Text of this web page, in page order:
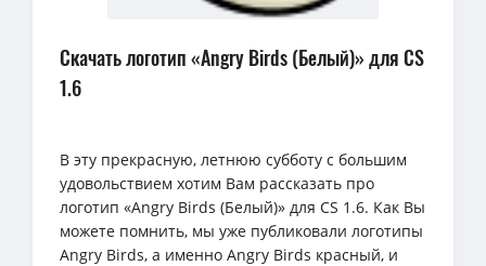
Скачать логотип «Angry Birds (Белый)» для CS
1.6
В эту прекрасную, летнюю субботу с большим
удовольствием хотим Вам рассказать про
логотип «Angry Birds (Белый)» для CS 1.6. Как Вы
можете помнить, мы уже публиковали логотипы
Angry Birds, а именно Angry Birds красный, и